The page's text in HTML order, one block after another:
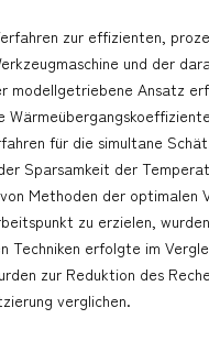
zur effizienten,
und der
modellgetriebene Ansatz
für die simultane
Sparsamkeit der
Methoden der optimalen
zu erzielen,
erfolgte im
zur Reduktion des
verglichen.